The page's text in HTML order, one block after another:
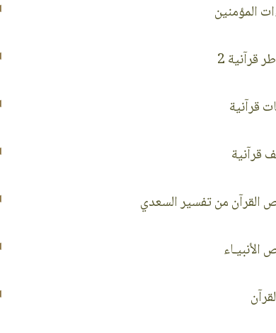
المؤمنين
قرآنية 2
قرآنية
قرآنية
من تفسير السعدي